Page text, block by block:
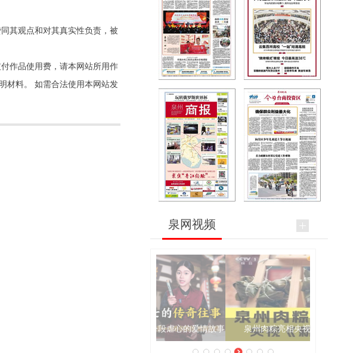
其观点和对其真实性负责，被
作品使用费，请本网站所用作
材料。 如需合法使用本网站发
泉网视频
泉州肉粽亮相央视《新闻联播》